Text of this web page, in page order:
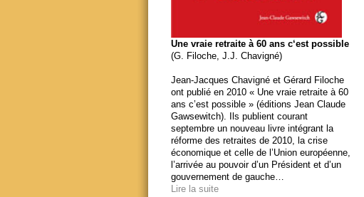
Une vraie retraite à 60 ans c‘est possible
(G. Filoche, J.J. Chavigné)
Jean-Jacques Chavigné et Gérard Filoche
ont publié en 2010 « Une vraie retraite à 60
ans c’est possible » (éditions Jean Claude
Gawsewitch). Ils publient courant
septembre un nouveau livre intégrant la
réforme des retraites de 2010, la crise
économique et celle de l’Union européenne,
l’arrivée au pouvoir d’un Président et d’un
gouvernement de gauche…
Lire la suite